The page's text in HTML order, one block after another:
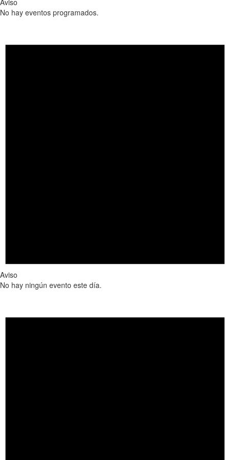
Aviso
No hay eventos programados.
Aviso
No hay ningún evento este día.